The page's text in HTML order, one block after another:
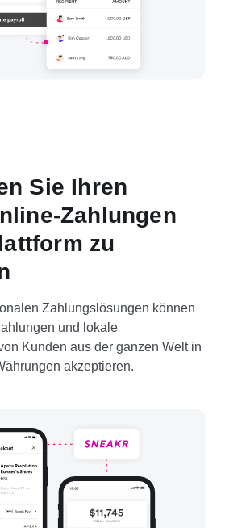
Sie Ihren
Zahlungen
zu
Zahlungslösungen können
und lokale
Kunden aus der ganzen Welt in
akzeptieren.